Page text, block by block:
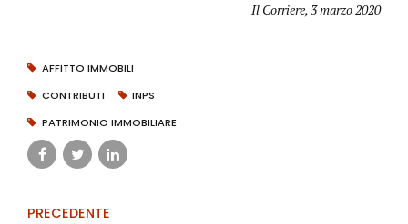
Il Corriere, 3 marzo 2020
AFFITTO IMMOBILI
CONTRIBUTI
INPS
PATRIMONIO IMMOBILIARE
PRECEDENTE